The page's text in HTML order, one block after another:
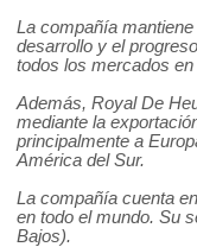
La compañía
desarrollo y el
todos los mercados
Además, Royal De
mediante la
principalmente a
América del Sur.
La compañía cuenta
en todo el mundo. Su
Bajos).